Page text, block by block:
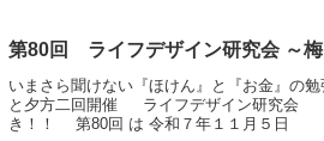
第80回 ライフデザイン研究会 ～梅
いまさら聞けない『ほけん』と『お金』の
と夕方二回開催 ライフデザイン研究
き！！ 第80回 は 令和７年１１月５日